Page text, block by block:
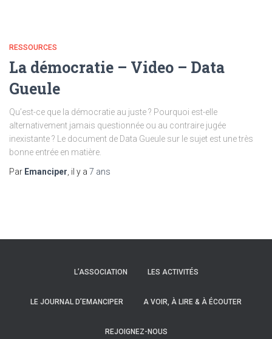
RESSOURCES
La démocratie – Video – Data
Gueule
Qu’est-ce que la démocratie au juste ? Pourquoi est-elle
alternativement jamais questionnée ou au contraire jugée
inexistante ? Le document de Data Gueule sur le sujet est une très
bonne entrée en matière.
Par Emanciper , il y a 7 ans
L’ASSOCIATION LES ACTIVITÉS
LE JOURNAL D’EMANCIPER A VOIR, À LIRE & À ÉCOUTER
REJOIGNEZ-NOUS